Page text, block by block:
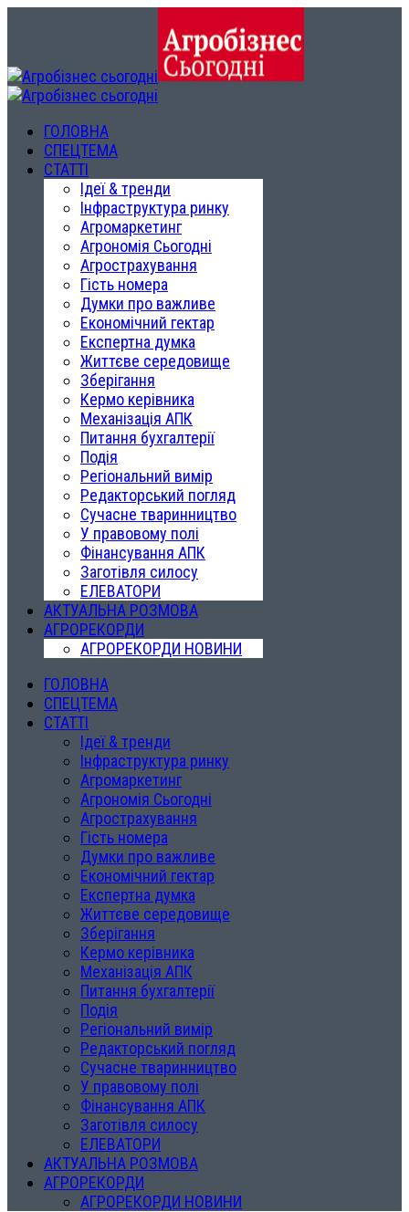
ГОЛОВНА
СПЕЦТЕМА
СТАТТІ
Ідеї & тренди
Інфраструктура ринку
Агромаркетинг
Агрономія Сьогодні
Агрострахування
Гість номера
Думки про важливе
Економічний гектар
Експертна думка
Життєве середовище
Зберігання
Кермо керівника
Механізація АПК
Питання бухгалтерії
Подія
Регіональний вимір
Редакторський погляд
Сучасне тваринництво
У правовому полі
Фінансування АПК
Заготівля силосу
ЕЛЕВАТОРИ
АКТУАЛЬНА РОЗМОВА
АГРОРЕКОРДИ
АГРОРЕКОРДИ НОВИНИ
ГОЛОВНА
СПЕЦТЕМА
СТАТТІ
Ідеї & тренди
Інфраструктура ринку
Агромаркетинг
Агрономія Сьогодні
Агрострахування
Гість номера
Думки про важливе
Економічний гектар
Експертна думка
Життєве середовище
Зберігання
Кермо керівника
Механізація АПК
Питання бухгалтерії
Подія
Регіональний вимір
Редакторський погляд
Сучасне тваринництво
У правовому полі
Фінансування АПК
Заготівля силосу
ЕЛЕВАТОРИ
АКТУАЛЬНА РОЗМОВА
АГРОРЕКОРДИ
АГРОРЕКОРДИ НОВИНИ